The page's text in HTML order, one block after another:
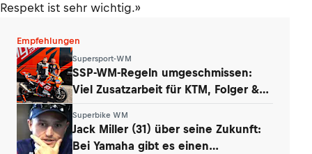
Respekt ist sehr wichtig.»
Empfehlungen
Supersport-WM
SSP-WM-Regeln umgeschmissen:
Viel Zusatzarbeit für KTM, Folger &
Superbike WM
Jack Miller (31) über seine Zukunft:
Bei Yamaha gibt es einen